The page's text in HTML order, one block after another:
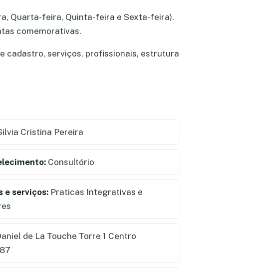
Quarta-feira, Quinta-feira e Sexta-feira).
comemorativas.
cadastro, serviços, profissionais, estrutura
Cristina Pereira
Consultório
e serviços: Praticas Integrativas e
de La Touche Torre 1 Centro